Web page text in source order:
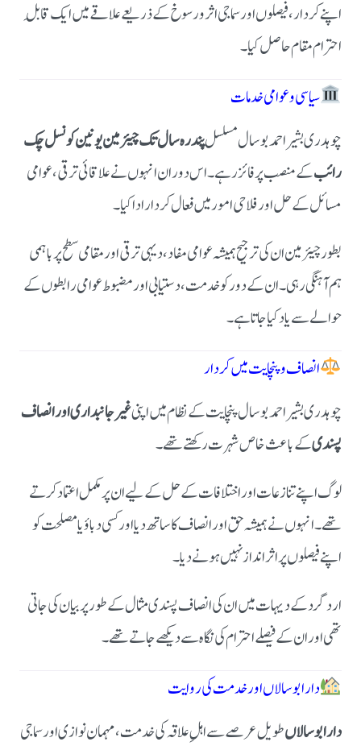
اپنے کردار، فیصلوں اور سماجی اثر و رسوخ کے ذریعے علاقے میں ایک قابلِ
احترام مقام حاصل کیا۔
سیاسی و عوامی خدمات
چوہدری بشیر احمد بوسال مسلسلپندرہ سال تک چیئرمین یونین کونسل چک
رائبکے منصب پر فائز رہے۔ اس دوران انہوں نے علاقائی ترقی، عوامی
مسائل کے حل اور فلاحی امور میں فعال کردار ادا کیا۔
بطور چیئرمین ان کی ترجیح ہمیشہ عوامی مفاد، دیہی ترقی اور مقامی سطح پر باہمی
ہم آہنگی رہی۔ ان کے دور کو خدمت، دستیابی اور مضبوط عوامی رابطوں کے
حوالے سے یاد کیا جاتا ہے۔
انصاف و پنچایت میں کردار
چوہدری بشیر احمد بوسال پنچایت کے نظام میں اپنیغیر جانبداری اور انصاف
پسندیکے باعث خاص شہرت رکھتے تھے۔
لوگ اپنے تنازعات اور اختلافات کے حل کے لیے ان پر مکمل اعتماد کرتے
تھے۔ انہوں نے ہمیشہ حق اور انصاف کا ساتھ دیا اور کسی دباؤ یا مصلحت کو
اپنے فیصلوں پر اثر انداز نہیں ہونے دیا۔
اردگرد کے دیہات میں ان کی انصاف پسندی مثال کے طور پر بیان کی جاتی
تھی اور ان کے فیصلے احترام کی نگاہ سے دیکھے جاتے تھے۔
دارا بوسالاں اور خدمت کی روایت
دارا بوسالاںطویل عرصے سے اہلِ علاقہ کی خدمت، مہمان نوازی اور سماجی